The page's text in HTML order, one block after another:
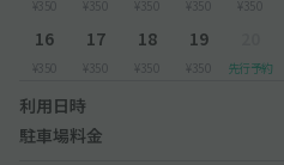
¥350 ¥350 ¥350 ¥350 ¥350
16
¥350
17
¥350
18
¥350
19
¥350 先行予約
利用日時
駐車場料金